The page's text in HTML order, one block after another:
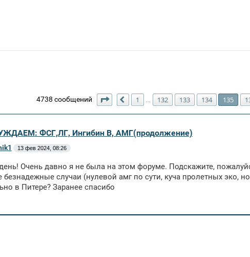
4738 сообщений Страница 135 из136
Пред.
1 … 132 133 134 135
ФСГ,ЛГ, Ингибин В, АМГ(продолжение)
13 фев 2024, 08:26
Очень давно я не была на этом форуме. Подскажите,
безнадежные случаи (нулевой амг по сути, куча пролетных эко,
в Питере? Заранее спасибо